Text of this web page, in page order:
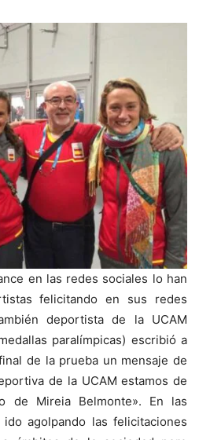
en las redes sociales lo han
felicitando en sus redes
deportista de la UCAM
paralímpicas) escribió a
de la prueba un mensaje de
de la UCAM estamos de
de Mireia Belmonte». En las
agolpando las felicitaciones